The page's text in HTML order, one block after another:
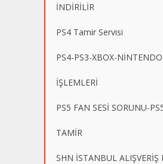
İNDİRİLİR
PS4 Tamir Servisi
PS4-PS3-XBOX-
İŞLEMLERİ
PS5 FAN SESİ SORUNU-
TAMİR
SHN İSTANBUL ALIŞVERİŞ